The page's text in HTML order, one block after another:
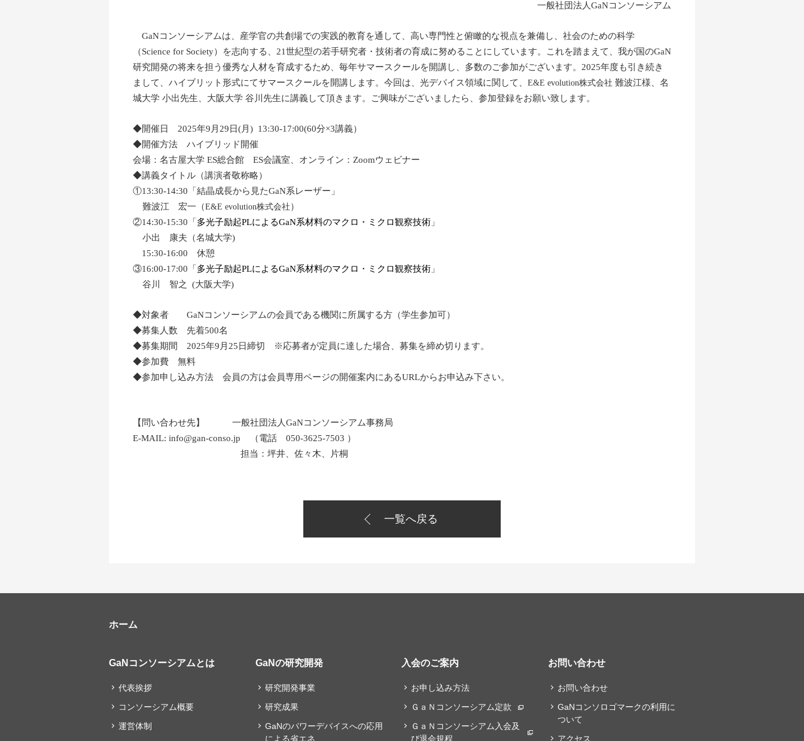
一般社団法人GaNコンソーシアム
GaNコンソーシアムは、産学官の共創場での実践的教育を通して、高い専門性と俯瞰的な視点を兼備し、社会のための科学
（Science for Society）を志向する、21世紀型の若手研究者・技術者の育成に努めることにしています。これを踏まえて、我が国のGaN
研究開発の将来を担う優秀な人材を育成するため、毎年サマースクールを開講し、多数のご参加がございます。2025年度も引き続き
まして、ハイブリット形式にてサマースクールを開講します。今回は、光デバイス領域に関して、 E&E evolution株式会社 難波江様、名
城大学 小出先生、大阪大学 谷川先生に講義して頂きます。ご興味がございましたら、参加登録をお願い致します。
◆開催日 2025年9月29日(月) 13:30-17:00(60分×3講義）
◆開催方法 ハイブリッド開催
会場：名古屋大学 ES総合館 ES会議室、オンライン：Zoomウェビナー
◆講義タイトル（講演者敬称略）
①13:30-14:30「結晶成長から見たGaN系レーザー」
難波江 宏一（E&E evolution株式会社 ）
②14:30-15:30「 多光子励起PLによるGaN系材料のマクロ・ミクロ観察技術 」
小出 康夫（名城大学)
15:30-16:00 休憩
③16:00-17:00「 多光子励起PLによるGaN系材料のマクロ・ミクロ観察技術 」
谷川 智之 (大阪大学)
◆対象者 GaNコンソーシアムの会員である機関に所属する方（学生参加可）
◆募集人数 先着500名
◆募集期間 2025年9月25日締切 ※応募者が定員に達した場合、募集を締め切ります。
◆参加費 無料
◆参加申し込み方法 会員の方は会員専用ページの開催案内にあるURLからお申込み下さい。
【問い合わせ先】 一般社団法人GaNコンソーシアム事務局
E-MAIL: info@gan-conso.jp
（電話 050-3625-7503 ）
担当：坪井、佐々木、片桐
一覧へ戻る
ホーム
GaNコンソーシアムとは
代表挨拶
コンソーシアム概要
運営体制
GaNの研究開発
研究開発事業
研究成果
GaNのパワーデバイスへの応用
による省エネ
入会のご案内
お申し込み方法
ＧａＮコンソーシアム定款
ＧａＮコンソーシアム入会及
び退会規程
お問い合わせ
お問い合わせ
GaNコンソロゴマークの利用に
ついて
アクセス